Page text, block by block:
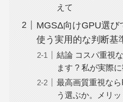
えて
MGSΔ向けGPU選び
使う実用的な判断基
結論 コスパ重視
ます ? 私が実際
最高画質重視な
う選ぶか。メリ